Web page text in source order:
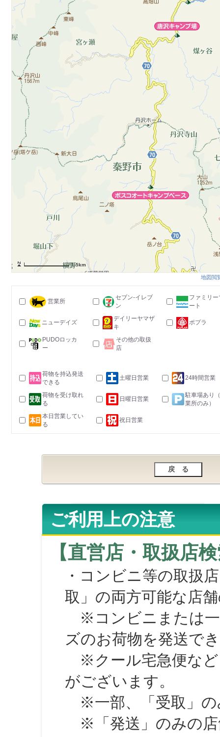
1.5km
地図閲
営業所
セブン-イレブ
ン
ファミリー
ート
ニューデイズ
デイリーヤマザ
キ
ポプラ
PUDOロッカ
ー
その他の取扱
店
荷物を持込発送
できる
土曜日営業 24時間営業
荷物を受け取れ
る
日曜日営業
駐車場あり
業所のみ）
本日営業してい
る
祝日営業
ご利用上の注意
【直営店・取扱店
・コンビニ等の取扱
取」の両方可能な店
※コンビニまたは一
ズのお荷物を発送で
※クール宅急便など
がございます。
※一部、「受取」の
※「発送」のみの店